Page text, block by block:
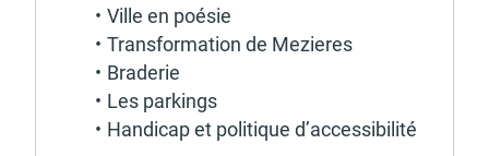
Ville en poésie
Trans­for­ma­tion de Mezieres
Brade­rie
Les parkings
Handi­cap et poli­tique d’acces­si­bi­lité